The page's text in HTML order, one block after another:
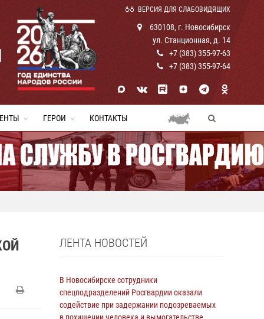
ВЕРСИЯ ДЛЯ СЛАБОВИДЯЩИХ
630108, г. Новосибирск
ул. Станционная, д. 14
+7 (383) 355-97-63
+7 (383) 355-97-64
ГЕРОИ КОНТАКТЫ
ЛЕНТА НОВОСТЕЙ
В Новосибирске сотрудники
спецподразделений Росгвардии оказали
содействие при задержании подозреваемых